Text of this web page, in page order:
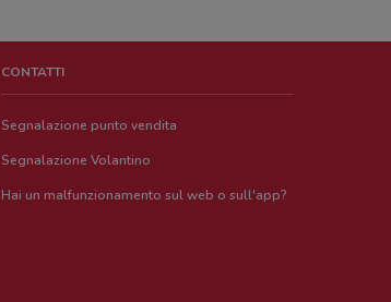
CONTATTI
Segnalazione punto vendita
Segnalazione Volantino
Hai un malfunzionamento sul web o sull'app?